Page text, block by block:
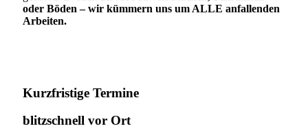
oder Böden – wir kümmern uns um ALLE anfallenden
Arbeiten.
Kurzfristige Termine​
blitzschnell vor Ort